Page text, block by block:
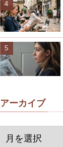
アーカイブ